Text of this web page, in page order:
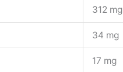
312 mg
34 mg
17 mg